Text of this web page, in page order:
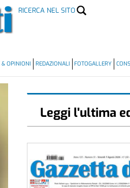
RICERCA NEL SITO
& OPINIONI REDAZIONALI FOTOGALLERY
Leggi l'ultima